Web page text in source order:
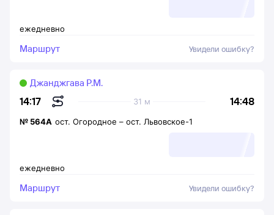
ежедневно
Маршрут Увидели ошибку?
14:17 14:48
31 м
Джанджгава Р.М.
ежедневно
№ 564А ост. Огородное – ост. Львовское-1
Маршрут Увидели ошибку?